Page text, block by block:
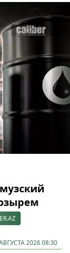
2026 08:30